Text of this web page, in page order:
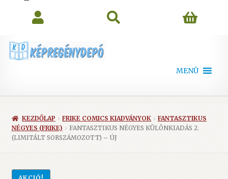
MENÜ
KEZDŐLAP FRIKE COMICS KIADVÁNYOK
FANTASZTIKUS
NÉGYES (FRIKE)
FANTASZTIKUS NÉGYES KÜLÖNKIADÁS 2.
(LIMITÁLT SORSZÁMOZOTT) – ÚJ